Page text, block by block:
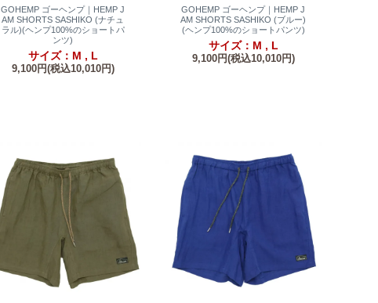
GOHEMP ゴーヘンプ｜HEMP J
AM SHORTS SASHIKO (ナチュ
ラル)(ヘンプ100%のショートパ
ンツ)
サイズ：M , L
9,100円(税込10,010円)
GOHEMP ゴーヘンプ｜HEMP J
AM SHORTS SASHIKO (ブルー)
(ヘンプ100%のショートパンツ)
サイズ：M , L
9,100円(税込10,010円)